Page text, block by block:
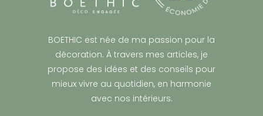
BOETHIC est née de ma passion pour la
décoration. À travers mes articles, je
propose des idées et des conseils pour
mieux vivre au quotidien, en harmonie
avec nos intérieurs.